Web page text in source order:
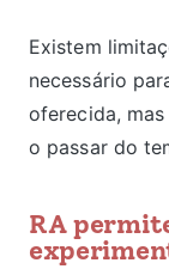
Existem
necessário
oferecida,
o passar do
RA